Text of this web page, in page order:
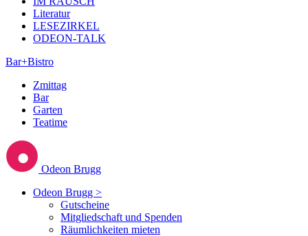
Literatur
LESEZIRKEL
ODEON-TALK
Bar+Bistro
Zmittag
Bar
Garten
Teatime
Odeon Brugg
Odeon Brugg >
Gutscheine
Mitgliedschaft und Spenden
Räumlichkeiten mieten